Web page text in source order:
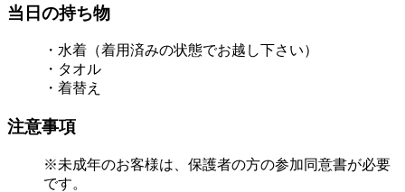
当日の持ち物
・水着（着用済みの状態でお越し下さい）
・タオル
・着替え
注意事項
※未成年のお客様は、保護者の方の参加同意書が必要
です。